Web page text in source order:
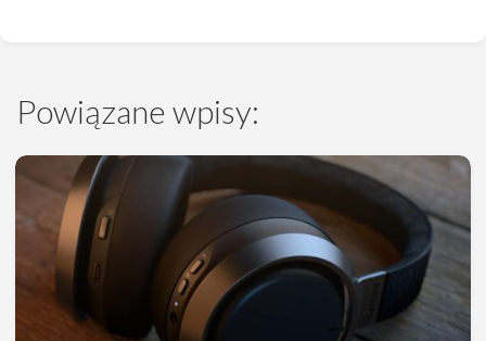
Powiązane wpisy: